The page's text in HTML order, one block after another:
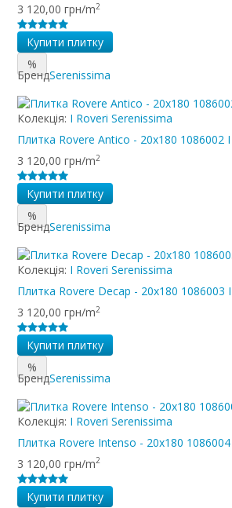
3 120,00 грн/m2
Купити плитку
%
БрендSerenissima
Колекція: I Roveri Serenissima
Плитка Rovere Antico - 20x180 1086002
3 120,00 грн/m2
Купити плитку
%
БрендSerenissima
Колекція: I Roveri Serenissima
Плитка Rovere Decap - 20x180 1086003
3 120,00 грн/m2
Купити плитку
%
БрендSerenissima
Колекція: I Roveri Serenissima
Плитка Rovere Intenso - 20x180
3 120,00 грн/m2
Купити плитку